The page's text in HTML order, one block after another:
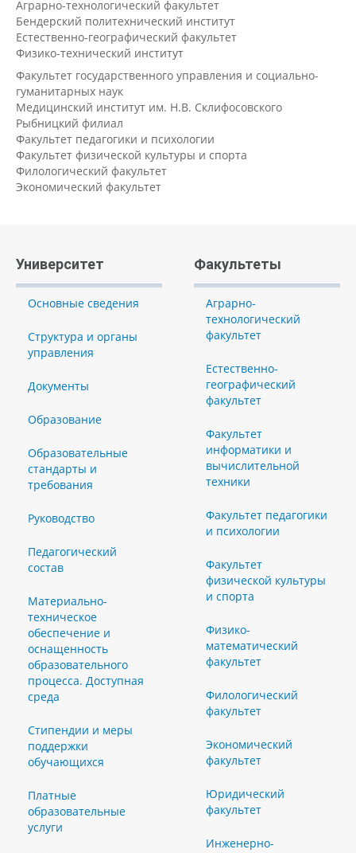
Аграрно-технологический факультет
Бендерский политехнический институт
Естественно-географический факультет
Физико-технический институт
Факультет государственного управления и социально-
гуманитарных наук
Медицинский институт им. Н.В. Склифосовского
Рыбницкий филиал
Факультет педагогики и психологии
Факультет физической культуры и спорта
Филологический факультет
Экономический факультет
Университет
Основные сведения
Структура и органы
управления
Документы
Образование
Образовательные
стандарты и
требования
Руководство
Педагогический
состав
Материально-
техническое
обеспечение и
оснащенность
образовательного
процесса. Доступная
среда
Стипендии и меры
поддержки
обучающихся
Платные
образовательные
услуги
Факультеты
Аграрно-
технологический
факультет
Естественно-
географический
факультет
Факультет
информатики и
вычислительной
техники
Факультет педагогики
и психологии
Факультет
физической культуры
и спорта
Физико-
математический
факультет
Филологический
факультет
Экономический
факультет
Юридический
факультет
Инженерно-